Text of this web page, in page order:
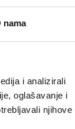
nama
i analizirali
oglašavanje i
njihove
Akcija